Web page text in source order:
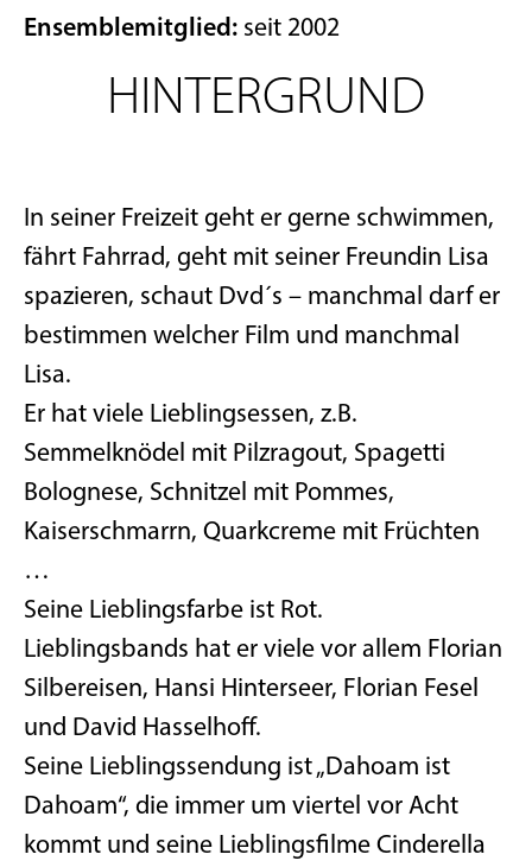
Ensemblemitglied: seit 2002
HINTERGRUND
In seiner Freizeit geht er gerne schwimmen,
fährt Fahrrad, geht mit seiner Freundin Lisa
spazieren, schaut Dvd´s – manchmal darf er
bestimmen welcher Film und manchmal
Lisa.
Er hat viele Lieblingsessen, z.B.
Semmelknödel mit Pilzragout, Spagetti
Bolognese, Schnitzel mit Pommes,
Kaiserschmarrn, Quarkcreme mit Früchten
…
Seine Lieblingsfarbe ist Rot.
Lieblingsbands hat er viele vor allem Florian
Silbereisen, Hansi Hinterseer, Florian Fesel
und David Hasselhoff.
Seine Lieblingssendung ist „Dahoam ist
Dahoam“, die immer um viertel vor Acht
kommt und seine Lieblingsfilme Cinderella